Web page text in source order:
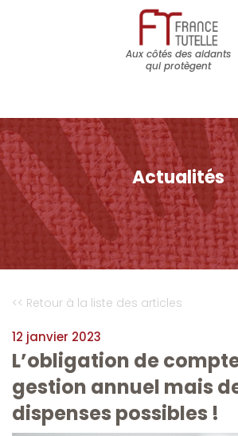
Aux côtés des aidants
qui protègent
Actualités
<< Retour à la liste des articles
12 janvier 2023
L’obligation de
gestion annuel mais
dispenses possibles !